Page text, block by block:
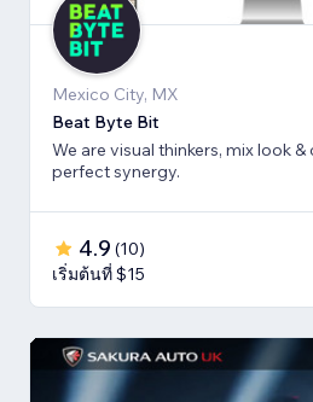
Mexico City, MX
Beat Byte Bit
We are visual thinkers, mix look
perfect synergy.
4.9 (10)
เริ่มต้นที่ $15